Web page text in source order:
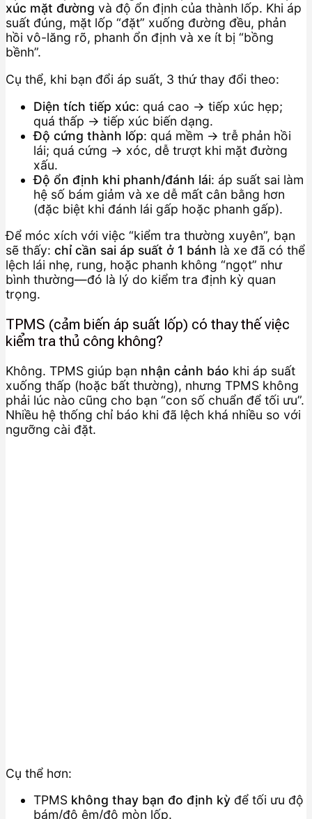
xúc mặt đường và độ ổn định của thành lốp. Khi áp
suất đúng, mặt lốp “đặt” xuống đường đều, phản
hồi vô-lăng rõ, phanh ổn định và xe ít bị “bồng
bềnh”.
Cụ thể, khi bạn đổi áp suất, 3 thứ thay đổi theo:
Diện tích tiếp xúc: quá cao → tiếp xúc hẹp;
quá thấp → tiếp xúc biến dạng.
Độ cứng thành lốp: quá mềm → trễ phản hồi
lái; quá cứng → xóc, dễ trượt khi mặt đường
xấu.
Độ ổn định khi phanh/đánh lái: áp suất sai làm
hệ số bám giảm và xe dễ mất cân bằng hơn
(đặc biệt khi đánh lái gấp hoặc phanh gấp).
Để móc xích với việc “kiểm tra thường xuyên”, bạn
sẽ thấy: chỉ cần sai áp suất ở 1 bánh là xe đã có thể
lệch lái nhẹ, rung, hoặc phanh không “ngọt” như
bình thường—đó là lý do kiểm tra định kỳ quan
trọng.
TPMS (cảm biến áp suất lốp) có thay thế việc
kiểm tra thủ công không?
Không. TPMS giúp bạn nhận cảnh báo khi áp suất
xuống thấp (hoặc bất thường), nhưng TPMS không
phải lúc nào cũng cho bạn “con số chuẩn để tối ưu”.
Nhiều hệ thống chỉ báo khi đã lệch khá nhiều so với
ngưỡng cài đặt.
Cụ thể hơn:
TPMS không thay bạn đo định kỳ để tối ưu độ
bám/độ êm/độ mòn lốp.